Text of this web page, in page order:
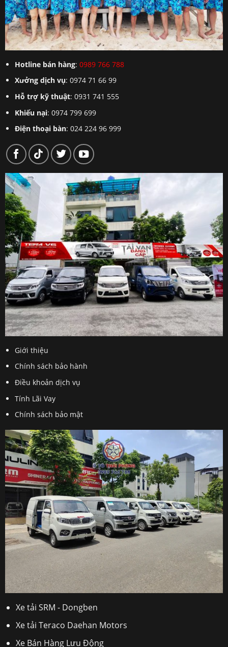
Hotline bán hàng: 0989 766 788
Xưởng dịch vụ: 0974 71 66 99
Hỗ trợ kỹ thuật: 0931 741 555
Khiếu nại: 0974 799 699
Điện thoại bàn: 024 224 96 999
Giới thiệu
Chính sách bảo hành
Điều khoản dịch vụ
Tính Lãi Vay
Chính sách bảo mật
Xe tải SRM - Dongben
Xe tải Teraco Daehan Motors
Xe Bán Hàng Lưu Động